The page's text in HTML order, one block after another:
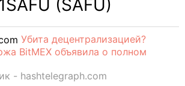
(SAFU)
Убита децентрализацией?
BitMEX объявила о полном
- hashtelegraph.com